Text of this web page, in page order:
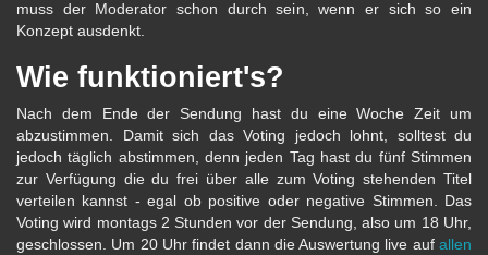
muss der Moderator schon durch sein, wenn er sich so ein
Konzept ausdenkt.
Wie funktioniert's?
Nach dem Ende der Sendung hast du eine Woche Zeit um
abzustimmen. Damit sich das Voting jedoch lohnt, solltest du
jedoch täglich abstimmen, denn jeden Tag hast du fünf Stimmen
zur Verfügung die du frei über alle zum Voting stehenden Titel
verteilen kannst - egal ob positive oder negative Stimmen. Das
Voting wird montags 2 Stunden vor der Sendung, also um 18 Uhr,
geschlossen. Um 20 Uhr findet dann die Auswertung live auf allen